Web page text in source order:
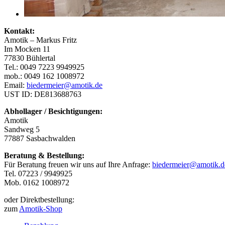
Kontakt:
Amotik – Markus Fritz
Im Mocken 11
77830 Bühlertal
Tel.: 0049 7223 9949925
mob.: 0049 162 1008972
Email: biedermeier@amotik.de
UST ID: DE813688763
Abhollager / Besichtigungen:
Amotik
Sandweg 5
77887 Sasbachwalden
Beratung & Bestellung:
Für Beratung freuen wir uns auf Ihre Anfrage:
Tel. 07223 / 9949925
Mob. 0162 1008972
oder Direktbestellung:
zumAmotik-Shop